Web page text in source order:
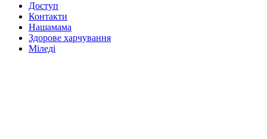
Доступ
Контакти
Нашамама
Здорове харчування
Міледі